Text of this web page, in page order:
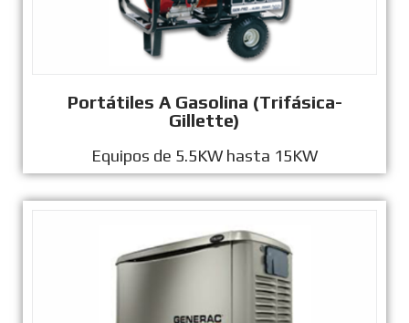
Portátiles A Gasolina (Trifásica-
Gillette)
Equipos de 5.5KW hasta 15KW